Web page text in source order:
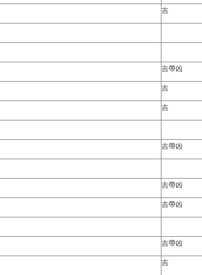
吉
吉帶凶
吉
吉
吉帶凶
吉帶凶
吉帶凶
吉帶凶
吉